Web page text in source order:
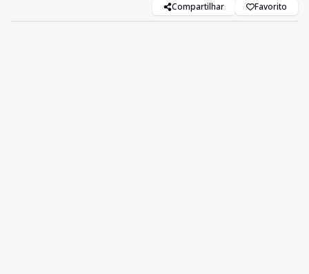
Compartilhar Favorito